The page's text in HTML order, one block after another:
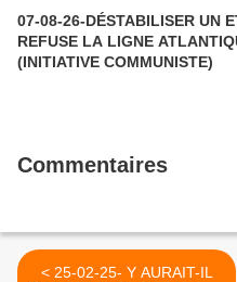
07-08-26-DÉSTABILISER UN
REFUSE LA LIGNE
(INITIATIVE COMMUNISTE)
Commentaires
< 25-02-25- Y AURAIT-IL